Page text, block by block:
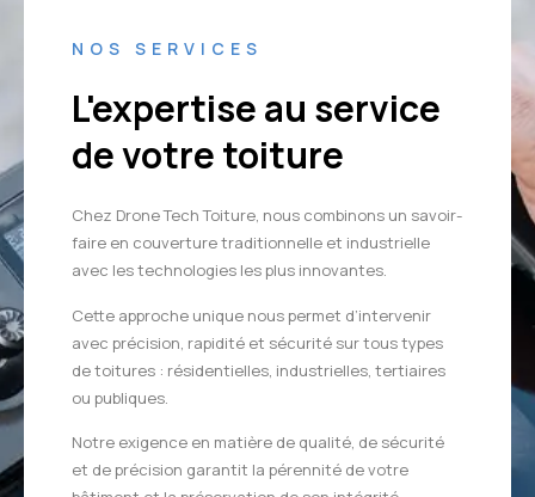
NOS SERVICES
L'expertise au service
de votre toiture
Chez Drone Tech Toiture, nous combinons un savoir-
faire en couverture traditionnelle et industrielle
avec les technologies les plus innovantes.
Cette approche unique nous permet d’intervenir
avec précision, rapidité et sécurité sur tous types
de toitures : résidentielles, industrielles, tertiaires
ou publiques.
Notre exigence en matière de qualité, de sécurité
et de précision garantit la pérennité de votre